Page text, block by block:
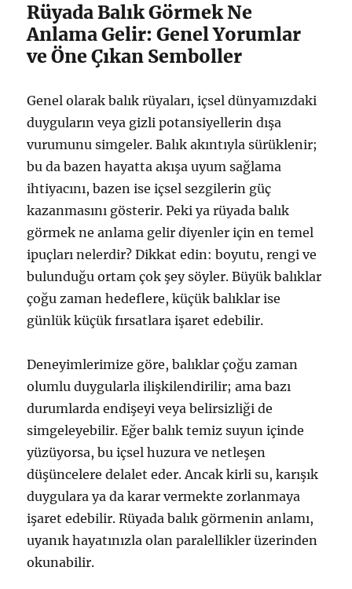
Rüyada Balık Görmek Ne
Anlama Gelir: Genel Yorumlar
ve Öne Çıkan Semboller
Genel olarak balık rüyaları, içsel dünyamızdaki
duyguların veya gizli potansiyellerin dışa
vurumunu simgeler. Balık akıntıyla sürüklenir;
bu da bazen hayatta akışa uyum sağlama
ihtiyacını, bazen ise içsel sezgilerin güç
kazanmasını gösterir. Peki ya rüyada balık
görmek ne anlama gelir diyenler için en temel
ipuçları nelerdir? Dikkat edin: boyutu, rengi ve
bulunduğu ortam çok şey söyler. Büyük balıklar
çoğu zaman hedeflere, küçük balıklar ise
günlük küçük fırsatlara işaret edebilir.
Deneyimlerimize göre, balıklar çoğu zaman
olumlu duygularla ilişkilendirilir; ama bazı
durumlarda endişeyi veya belirsizliği de
simgeleyebilir. Eğer balık temiz suyun içinde
yüzüyorsa, bu içsel huzura ve netleşen
düşüncelere delalet eder. Ancak kirli su, karışık
duygulara ya da karar vermekte zorlanmaya
işaret edebilir. Rüyada balık görmenin anlamı,
uyanık hayatınızla olan paralellikler üzerinden
okunabilir.